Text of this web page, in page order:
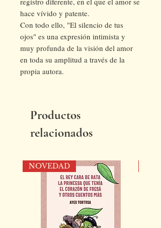
hace vívido y patente.
Con todo ello, "El silencio de tus
ojos" es una expresión intimista y
muy profunda de la visión del amor
en toda su amplitud a través de la
propia autora.
Productos
relacionados
NOVEDAD